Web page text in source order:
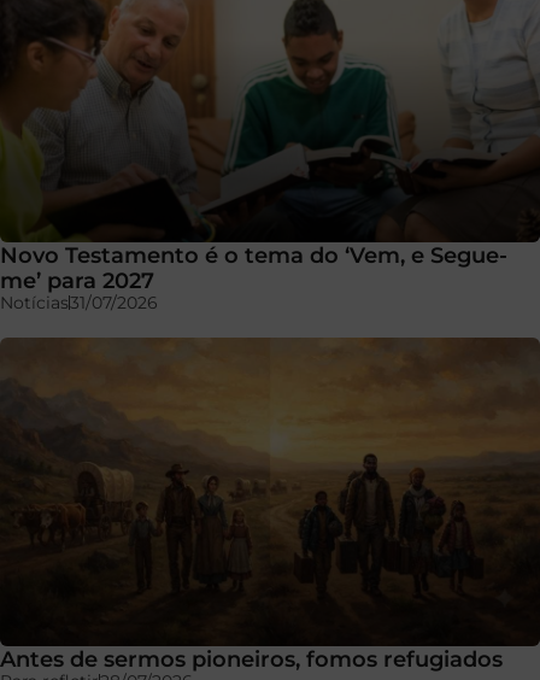
Novo Testamento é o tema do ‘Vem, e Segue-
me’ para 2027
Notícias31/07/2026
Antes de sermos pioneiros, fomos refugiados